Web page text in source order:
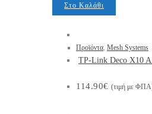
Στο Καλάθι
Προϊόντα, Mesh Systems
TP-Link Deco X10
114.90€ (τιμή με